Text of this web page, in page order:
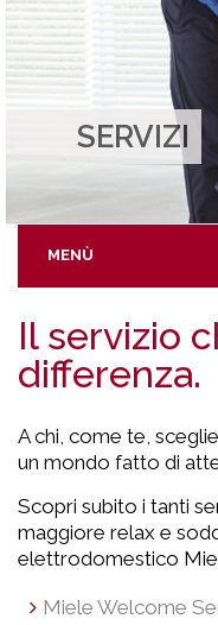
SERVIZI
MENÙ
Il servizio
differenza.
A chi, come te,
un mondo fatto di
Scopri subito i tanti
maggiore relax e
elettrodomestico
Miele Welcome